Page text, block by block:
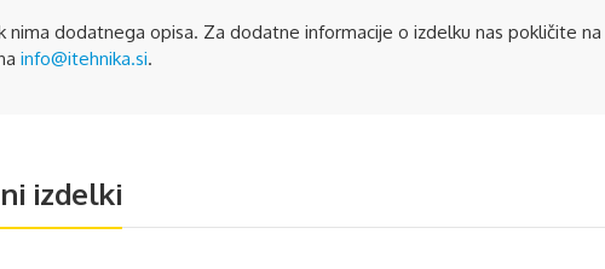
nima dodatnega opisa. Za dodatne informacije o izdelku nas pokličite na
info@itehnika.si.
izdelki